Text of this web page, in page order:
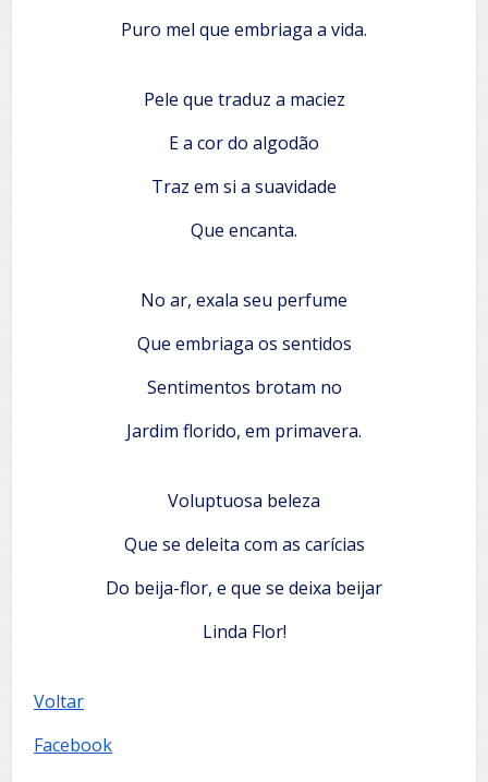
Puro mel que embriaga a vida.
Pele que traduz a maciez
E a cor do algodão
Traz em si a suavidade
Que encanta.
No ar, exala seu perfume
Que embriaga os sentidos
Sentimentos brotam no
Jardim florido, em primavera.
Voluptuosa beleza
Que se deleita com as carícias
Do beija-flor, e que se deixa beijar
Linda Flor!
Voltar
Facebook